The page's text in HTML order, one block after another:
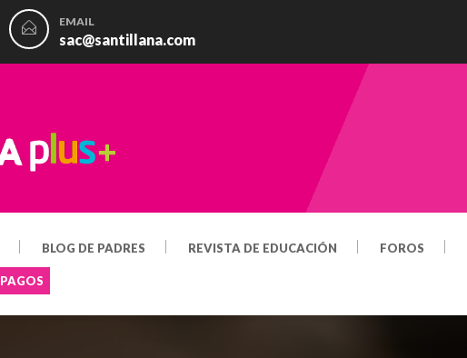
EMAIL
sac@santillana.com
BLOG DE PADRES REVISTA DE EDUCACIÓN FOROS
PAGOS